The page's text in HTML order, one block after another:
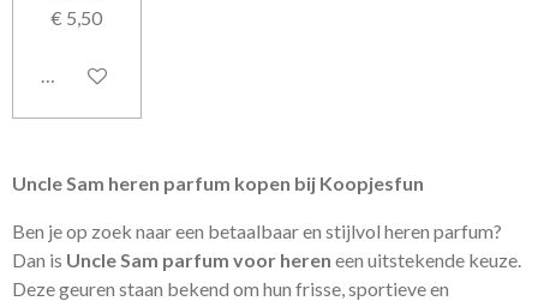
€ 5,50
In winkelwagen
Uncle Sam heren parfum kopen bij Koopjesfun
Ben je op zoek naar een betaalbaar en stijlvol heren parfum?
Dan is Uncle Sam parfum voor heren een uitstekende keuze.
Deze geuren staan bekend om hun frisse, sportieve en